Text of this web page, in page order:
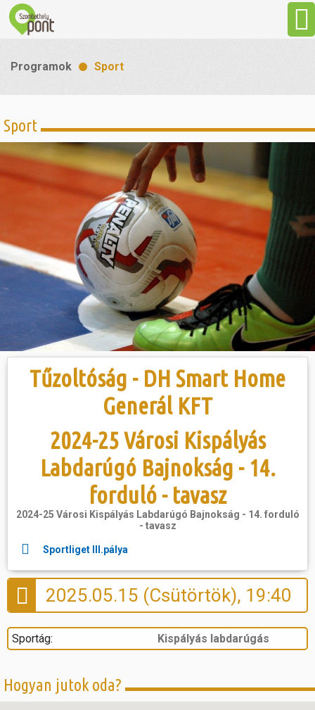
Látnivalók
Gasztronómia
Sport
Szabadidő
Hasznos
Programok Sport
Sport
Tűzoltóság - DH Smart Home
Generál KFT
2024-25 Városi Kispályás
Labdarúgó Bajnokság - 14.
forduló - tavasz
2024-25 Városi Kispályás Labdarúgó Bajnokság - 14. forduló
- tavasz
Sportliget IIl.pálya
2025.05.15 (Csütörtök), 19:40
Sportág: Kispályás labdarúgás
Hogyan jutok oda?